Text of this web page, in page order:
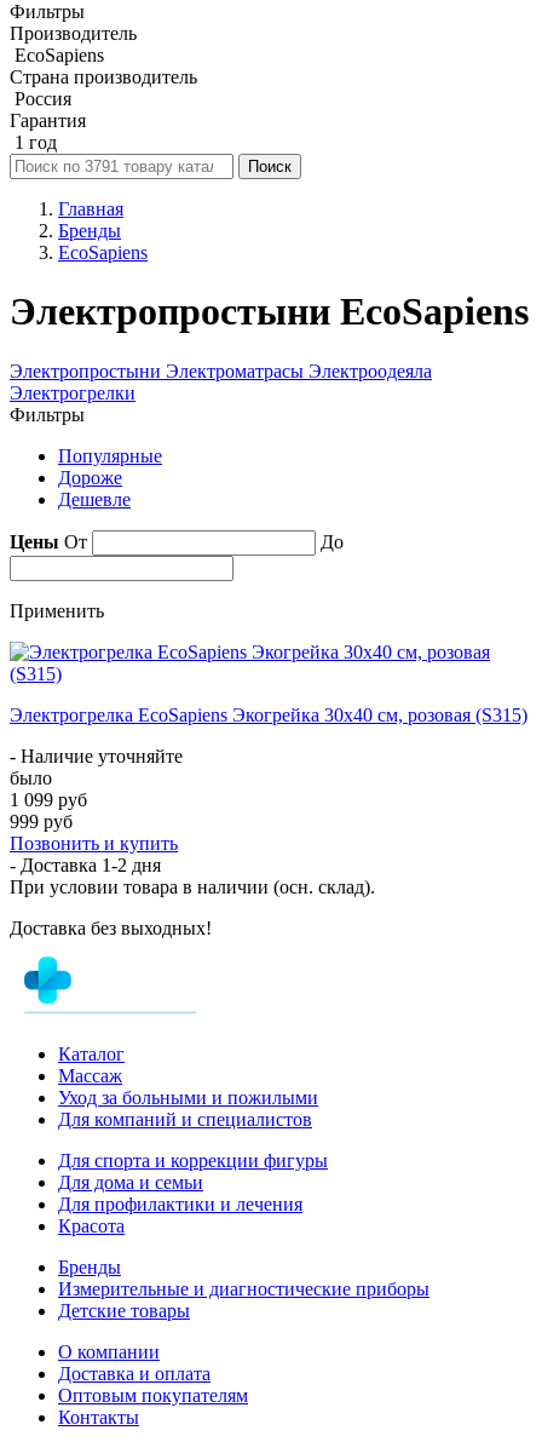
Фильтры
Производитель
EcoSapiens
Страна производитель
Россия
Гарантия
1 год
Поиск
Главная
Бренды
EcoSapiens
Электропростыни EcoSapiens
Электропростыни Электроматрасы Электроодеяла
Электрогрелки
Фильтры
Популярные
Дороже
Дешевле
Цены От До
Применить
Электрогрелка EcoSapiens Экогрейка 30х40 см, розовая (S315)
- Наличие уточняйте
было
1 099 руб
999 руб
Позвонить и купить
- Доставка 1-2 дня
При условии товара в наличии (осн. склад).
Доставка без выходных!
Каталог
Массаж
Уход за больными и пожилыми
Для компаний и специалистов
Для спорта и коррекции фигуры
Для дома и семьи
Для профилактики и лечения
Красота
Бренды
Измерительные и диагностические приборы
Детские товары
О компании
Доставка и оплата
Оптовым покупателям
Контакты